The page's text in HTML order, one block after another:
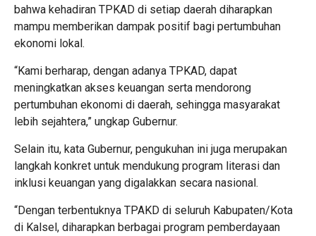
bahwa kehadiran TPKAD di setiap daerah diharapkan
mampu memberikan dampak positif bagi pertumbuhan
ekonomi lokal.
“Kami berharap, dengan adanya TPKAD, dapat
meningkatkan akses keuangan serta mendorong
pertumbuhan ekonomi di daerah, sehingga masyarakat
lebih sejahtera,” ungkap Gubernur.
Selain itu, kata Gubernur, pengukuhan ini juga merupakan
langkah konkret untuk mendukung program literasi dan
inklusi keuangan yang digalakkan secara nasional.
“Dengan terbentuknya TPAKD di seluruh Kabupaten/Kota
di Kalsel, diharapkan berbagai program pemberdayaan